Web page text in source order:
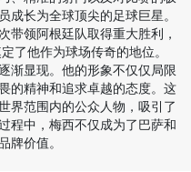
长为全球顶尖的足球巨星。
带领阿根廷队取得重大胜利，
了他作为球场传奇的地位。
渐显现。他的形象不仅仅局限
的精神和追求卓越的态度。这
界范围内的公众人物，吸引了
程中，梅西不仅成为了巴萨和
牌价值。